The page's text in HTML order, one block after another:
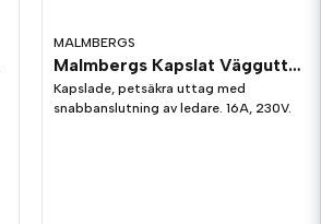
MALMBERGS
Malmbergs Kapslat Vägguttag Nordic 1-Vägs Grå IP44
Kapslade, petsäkra uttag med
snabbanslutning av ledare. 16A, 230V.